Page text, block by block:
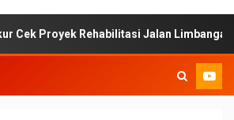
Rehabilitasi Jalan Limbangan–Selaawi